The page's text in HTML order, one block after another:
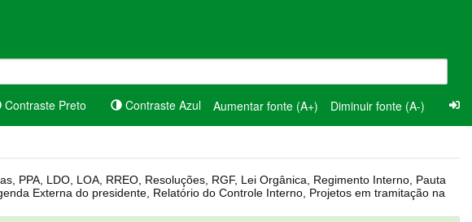
Contraste Preto Contraste Azul Aumentar fonte (A+) Diminuir fonte (A-)